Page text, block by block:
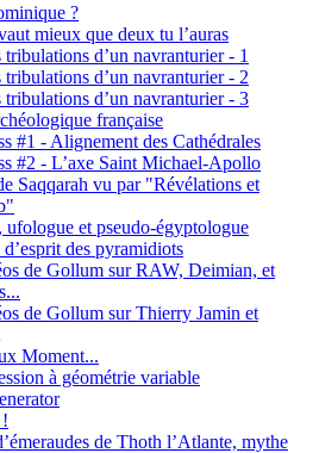
?
mieux que deux tu l’auras
tribulations d’un navranturier - 1
tribulations d’un navranturier - 2
tribulations d’un navranturier - 3
française
#1 - Alignement des Cathédrales
#2 - L’axe Saint Michael-Apollo
Saqqarah vu par "Révélations et
et pseudo-égyptologue
des pyramidiots
de Gollum sur RAW, Deimian, et
de Gollum sur Thierry Jamin et
Moment...
à géométrie variable
de Thoth l’Atlante, mythe